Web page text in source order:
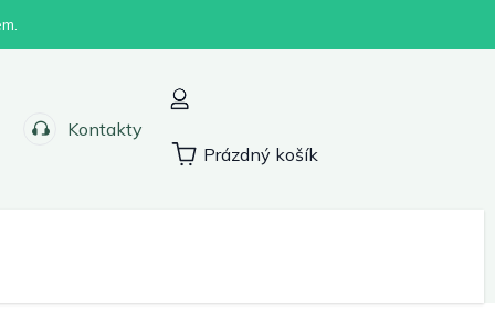
Kontakty
Nákupní
Prázdný košík